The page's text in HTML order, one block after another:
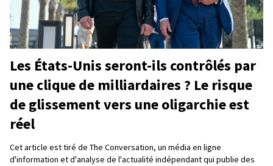
Les États-Unis seront-ils contrôlés par
une clique de milliardaires ? Le risque
de glissement vers une oligarchie est
réel
Cet article est tiré de The Conversation, un média en ligne
d'information et d'analyse de l'actualité indépendant qui publie des